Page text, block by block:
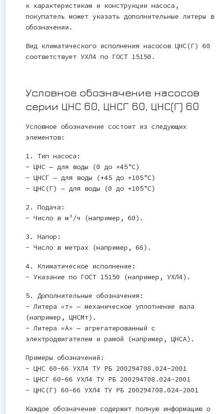
к характеристикам и конструкции насоса,
покупатель может указать дополнительные литеры в
обозначении.
Вид климатического исполнения насосов ЦНС(Г) 60
соответствует УХЛ4 по ГОСТ 15150.
Условное обозначение насосов
серии ЦНС 60, ЦНСГ 60, ЦНС(Г) 60
Условное обозначение состоит из следующих
элементов:
1. Тип насоса:
- ЦНС — для воды (0 до +45°C)
- ЦНСГ — для воды (+45 до +105°C)
- ЦНС(Г) — для воды (0 до +105°C)
2. Подача:
- Число в м³/ч (например, 60).
3. Напор:
- Число в метрах (например, 66).
4. Климатическое исполнение:
- Указание по ГОСТ 15150 (например, УХЛ4).
5. Дополнительные обозначения:
- Литера «т» — механическое уплотнение вала
(например, ЦНСМт).
- Литера «А» — агрегатированный с
электродвигателем и рамой (например, ЦНСА).
Примеры обозначений:
- ЦНС 60-66 УХЛ4 ТУ РБ 200294708.024-2001
- ЦНСГ 60-66 УХЛ4 ТУ РБ 200294708.024-2001
- ЦНС(Г) 60-66 УХЛ4 ТУ РБ 200294708.024-2001
Каждое обозначение содержит полную информацию о